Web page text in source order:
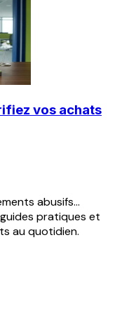
vos achats
abusifs...
pratiques et
au quotidien.